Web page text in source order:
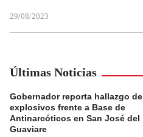
29/08/2023
Últimas Noticias
Gobernador reporta hallazgo de
explosivos frente a Base de
Antinarcóticos en San José del
Guaviare